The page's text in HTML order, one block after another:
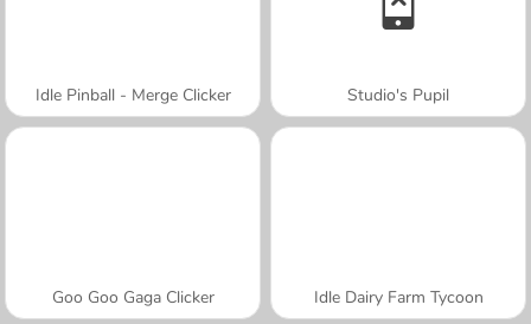
Idle Pinball - Merge Clicker Studio's Pupil
Goo Goo Gaga Clicker Idle Dairy Farm Tycoon